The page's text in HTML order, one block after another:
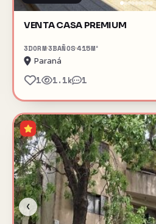
VENTA CASA PREMIUM
3DORM3BAÑOS415M²
Paraná
1 1.1k 1
‹